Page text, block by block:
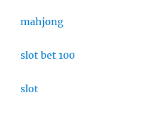
mahjong
slot bet 100
slot